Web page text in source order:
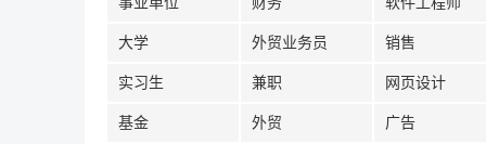
大学 外贸业务员 销售
实习生 兼职 网页设计
基金 外贸 广告